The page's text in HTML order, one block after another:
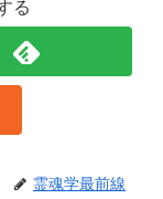
る
霊魂学最前線